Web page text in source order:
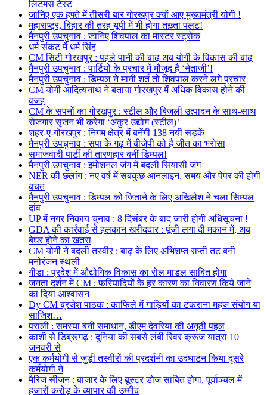
लिटमस टेस्ट
जानिए एक हफ्ते में तीसरी बार गोरखपुर क्यों आए मुख्यमंत्री योगी !
महाराष्ट्र, बिहार की तरह यूपी में भी होगा तख़्ता पलट!
मैनपुरी उपचुनाव : जानिए शिवपाल का मास्टर स्ट्रोक
धर्म संकट में धर्म सिंह
CM सिटी गोरखपुर : पहले पानी की बाढ़ अब योगी के विकास की बाढ़
मैनपुरी उपचुनाव : पार्टियों के प्रचार में मौजूद है ‘नेताजी’!
मैनपुरी उपचुनाव : डिम्पल ने मानी शर्त तो शिवपाल करने लगे प्रचार
CM योगी आदित्यनाथ ने बताया गोरखपुर में अधिक विकास होने की
वजह
CM के सपनों का गोरखपुर : स्टील और बिजली उत्पादन के साथ-साथ
रोजगार सृजन भी करेगा ‘अंकुर उद्योग (स्टील)’
शहर-ए-गोरखपुर : निगम क्षेत्र में बनेंगी 138 नयी सड़कें
मैनपुरी उपचुनाव : सपा के गढ़ में बीजेपी को है जीत का भरोसा
समाजवादी पार्टी की तारणहार बनीं डिम्पल!
मैनपुरी उपचुनाव : इमोशनल जंग में बदली सियासी जंग
NER की छलांग : नए वर्ष में सबकुछ आनलाइन, समय और पेपर की होगी
बचत
मैनपुरी उपचुनाव : डिम्पल को जिताने के लिए अखिलेश ने चला सिम्पल
दांव
UP में नगर निकाय चुनाव : 8 दिसंबर के बाद जारी होगी अधिसूचना !
GDA की कार्रवाई से हलकान खरीददार : पूंजी लगा दी मकान में, अब
बेघर होने का खतरा
CM योगी ने बदली तस्वीर : बाढ़ के लिए अभिशप्त राप्ती तट बनी
मनोरंजन स्थली
गीडा : प्रदेश में औद्योगिक विकास का रोल माडल साबित होगा
जनता दर्शन में CM : फरियादियों के हर कारण का निवारण किये जाने
का दिया आश्वासन
Dy CM ब्रजेश पाठक : काफिले में गाड़ियों का टकराना महज संयोग या
साजिश…
पराली : समस्या बनी समाधान, डीएम देवरिया की अनूठी पहल
काशी से डिब्रूगढ़ : दुनिया की सबसे लंबी रिवर क्रूज यात्रा 10
जनवरी से
एक कर्मयोगी से जुड़ी तस्वीरों की प्रदर्शनी का उदघाटन किया दूसरे
कर्मयोगी ने
मैरिज सीजन : बाजार के लिए बूस्टर डोज साबित होगा, पूर्वाञ्चल में
हजारों करोड़ के व्यापार की उम्मीद